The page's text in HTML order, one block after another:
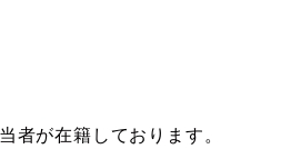
者が在籍しております。